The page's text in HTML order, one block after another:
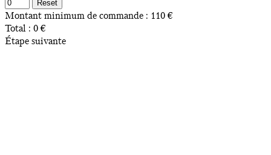
Reset
Montant minimum de commande : 110€
Total : 0€
Étape suivante